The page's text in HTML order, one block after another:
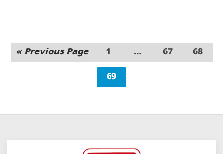
« Previous Page 1 … 67 68
69